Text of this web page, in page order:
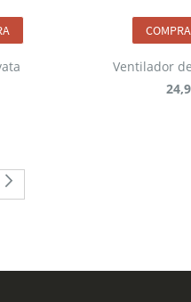
Ventilador
estás leyendo página